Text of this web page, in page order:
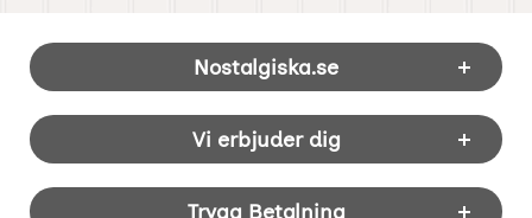
Sidfot Blandad info och länkar
Nostalgiska.se
Vi erbjuder dig
Trygg Betalning